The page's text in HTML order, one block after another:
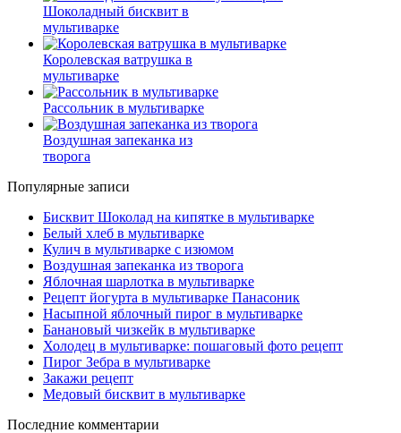
Шоколадный бисквит в
мультиварке
Королевская ватрушка в
мультиварке
Рассольник в мультиварке
Воздушная запеканка из
творога
Популярные записи
Бисквит Шоколад на кипятке в мультиварке
Белый хлеб в мультиварке
Кулич в мультиварке с изюмом
Воздушная запеканка из творога
Яблочная шарлотка в мультиварке
Рецепт йогурта в мультиварке Панасоник
Насыпной яблочный пирог в мультиварке
Банановый чизкейк в мультиварке
Холодец в мультиварке: пошаговый фото рецепт
Пирог Зебра в мультиварке
Закажи рецепт
Медовый бисквит в мультиварке
Последние комментарии